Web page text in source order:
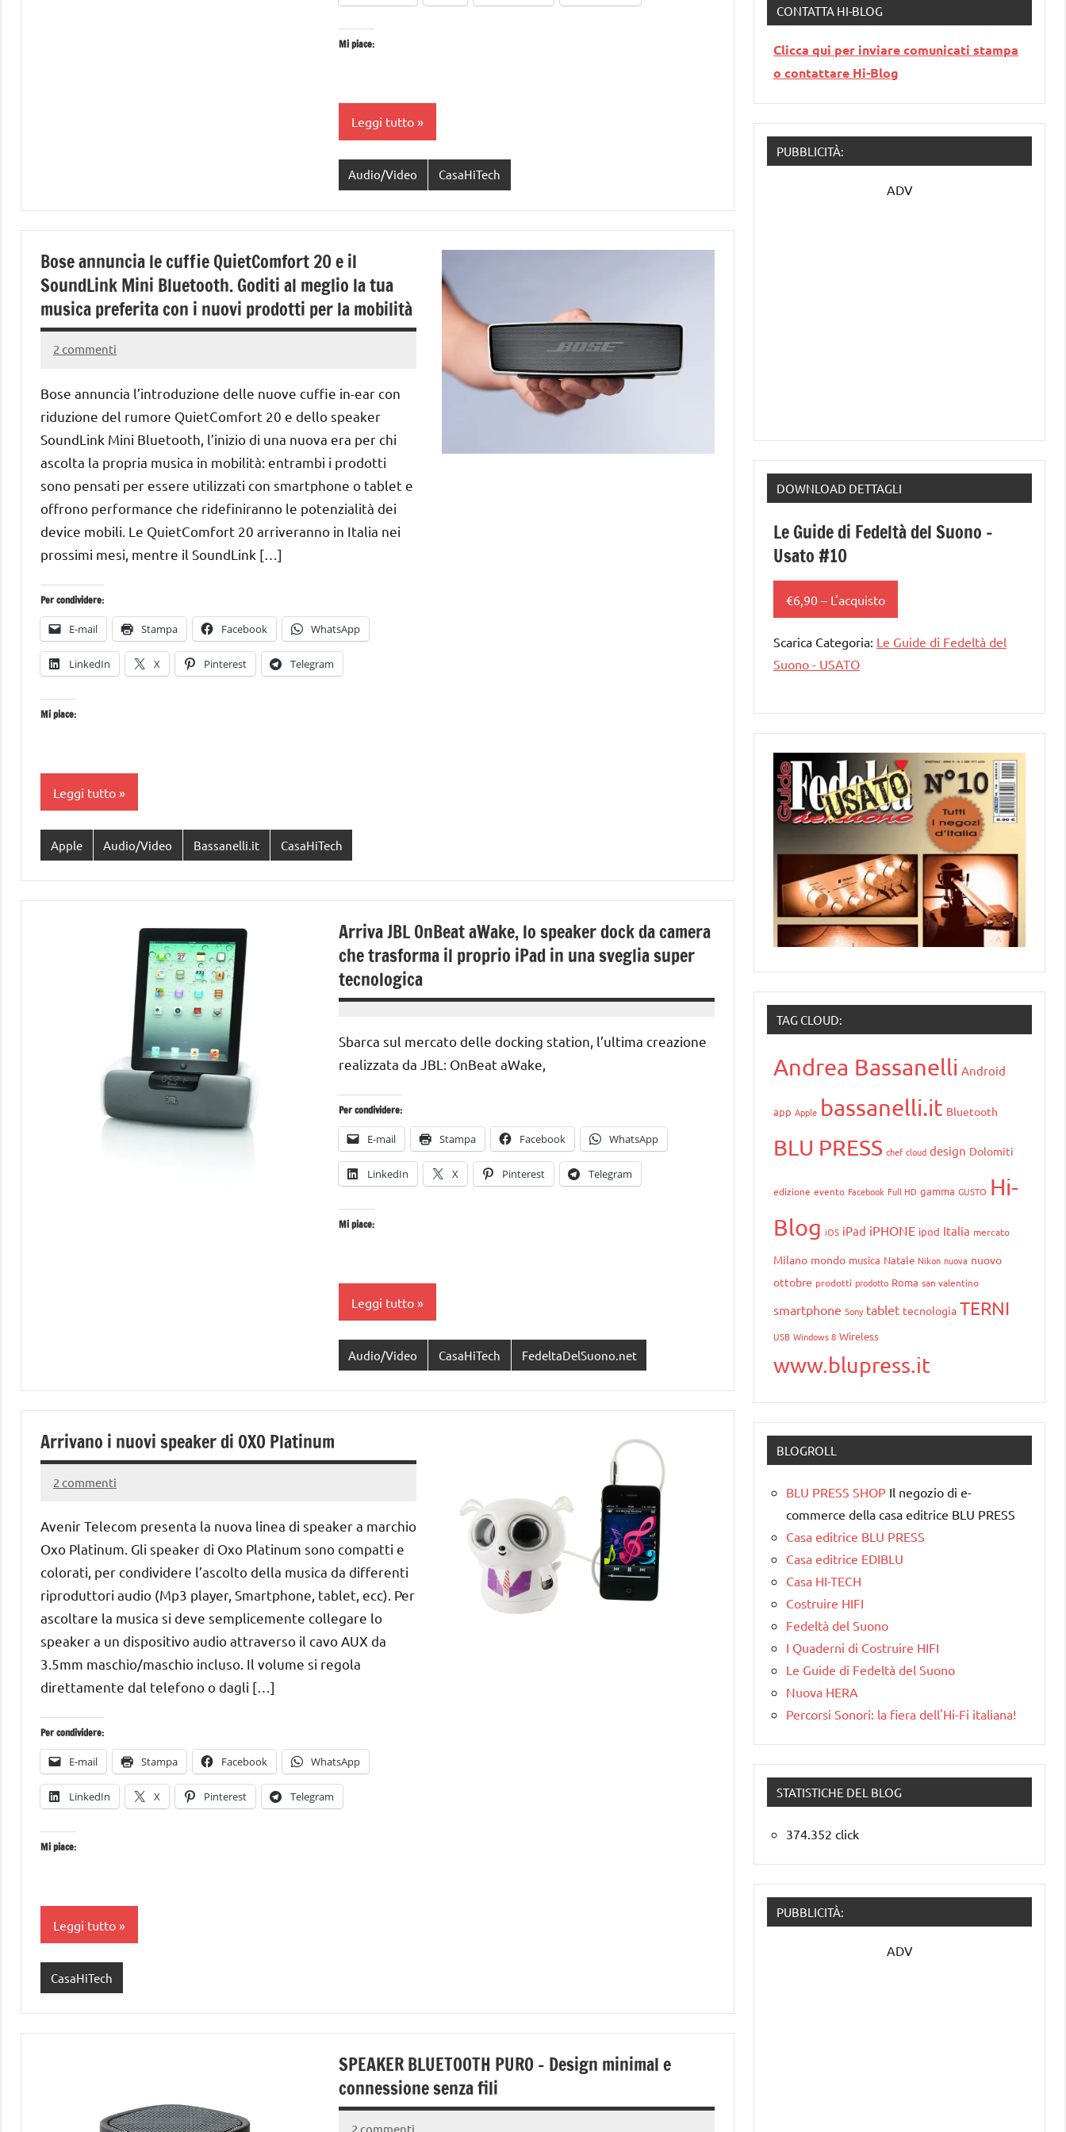
Mi piace:
Leggi tutto
Audio/Video CasaHiTech
Bose annuncia le cuffie QuietComfort 20 e il
SoundLink Mini Bluetooth. Goditi al meglio la tua
musica preferita con i nuovi prodotti per la mobilità
26
2016
Andrea
2 commenti
Bose annuncia l’introduzione delle nuove cuffie in-ear con
riduzione del rumore QuietComfort 20 e dello speaker
SoundLink Mini Bluetooth, l’inizio di una nuova era per chi
ascolta la propria musica in mobilità: entrambi i prodotti
sono pensati per essere utilizzati con smartphone o tablet e
offrono performance che ridefiniranno le potenzialità dei
device mobili. Le QuietComfort 20 arriveranno in Italia nei
prossimi mesi, mentre il SoundLink […]
Per condividere:
E-mail Stampa Facebook WhatsApp
LinkedIn X Pinterest Telegram
Mi piace:
Leggi tutto
Apple Audio/Video Bassanelli.it CasaHiTech
Arriva JBL OnBeat aWake, lo speaker dock da camera
che trasforma il proprio iPad in una sveglia super
tecnologica
Ottobre
2016
Bassanelli
Sbarca sul mercato delle docking station, l’ultima creazione
realizzata da JBL: OnBeat aWake,
Per condividere:
E-mail Stampa Facebook WhatsApp
LinkedIn X Pinterest Telegram
Mi piace:
Leggi tutto
Audio/Video CasaHiTech FedeltaDelSuono.net
Arrivano i nuovi speaker di OXO Platinum
20
2016
Andrea
2 commenti
Avenir Telecom presenta la nuova linea di speaker a marchio
Oxo Platinum. Gli speaker di Oxo Platinum sono compatti e
colorati, per condividere l’ascolto della musica da differenti
riproduttori audio (Mp3 player, Smartphone, tablet, ecc). Per
ascoltare la musica si deve semplicemente collegare lo
speaker a un dispositivo audio attraverso il cavo AUX da
3.5mm maschio/maschio incluso. Il volume si regola
direttamente dal telefono o dagli […]
Per condividere:
E-mail Stampa Facebook WhatsApp
LinkedIn X Pinterest Telegram
Mi piace:
Leggi tutto
CasaHiTech
SPEAKER BLUETOOTH PURO – Design minimal e
connessione senza fili
2 commenti
CONTATTA HI-BLOG
Clicca qui per inviare comunicati stampa
o contattare Hi-Blog
PUBBLICITÀ:
ADV
DOWNLOAD DETTAGLI
Le Guide di Fedeltà del Suono –
Usato #10
€6,90 – L'acquisto
Scarica Categoria: Le Guide di Fedeltà del
Suono - USATO
TAG CLOUD:
Andrea Bassanelli Android
app Apple bassanelli.it Bluetooth
BLU PRESS chef cloud design Dolomiti
edizione evento Facebook Full HD gamma GUSTO Hi-
Blog iOS iPad iPHONE ipod Italia mercato
Milano mondo musica Natale Nikon nuova nuovo
ottobre prodotti prodotto Roma san valentino
smartphone Sony tablet tecnologia TERNI
USB Windows 8 Wireless
www.blupress.it
BLOGROLL
BLU PRESS SHOP Il negozio di e-
commerce della casa editrice BLU PRESS
Casa editrice BLU PRESS
Casa editrice EDIBLU
Casa HI-TECH
Costruire HIFI
Fedeltà del Suono
I Quaderni di Costruire HIFI
Le Guide di Fedeltà del Suono
Nuova HERA
Percorsi Sonori: la fiera dell'Hi-Fi italiana!
STATISTICHE DEL BLOG
374.352 click
PUBBLICITÀ:
ADV